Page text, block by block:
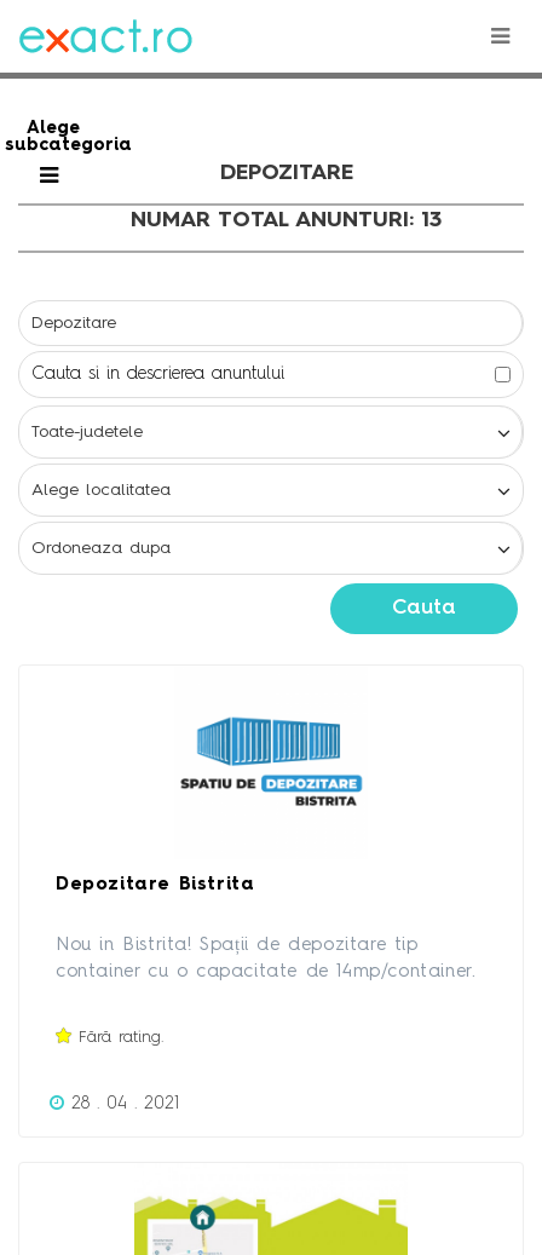
Alege
subcategoria
DEPOZITARE
NUMAR TOTAL ANUNTURI: 13
Cauta si in descrierea anuntului
Cauta
Depozitare Bistrita
Nou in Bistrita! Spații de depozitare tip
container cu o capacitate de 14mp/container.
de necesități.
Fără rating.
28 . 04 . 2021